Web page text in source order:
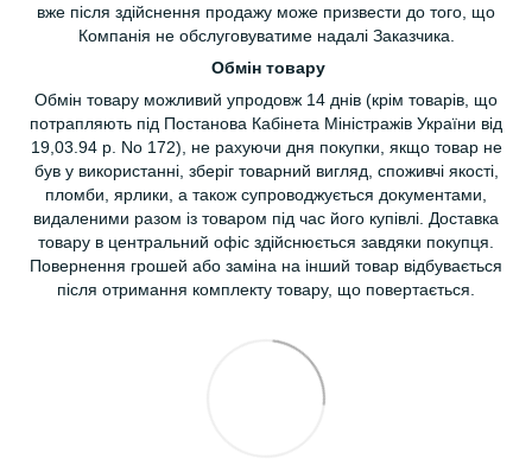
вже після здійснення продажу може призвести до того, що
Компанія не обслуговуватиме надалі Заказчика.
Обмін товару
Обмін товару можливий упродовж 14 днів (крім товарів, що
потрапляють під Постанова Кабінета Міністражів України від
19,03.94 р. No 172), не рахуючи дня покупки, якщо товар не
був у використанні, зберіг товарний вигляд, споживчі якості,
пломби, ярлики, а також супроводжується документами,
видаленими разом із товаром під час його купівлі. Доставка
товару в центральний офіс здійснюється завдяки покупця.
Повернення грошей або заміна на інший товар відбувається
після отримання комплекту товару, що повертається.